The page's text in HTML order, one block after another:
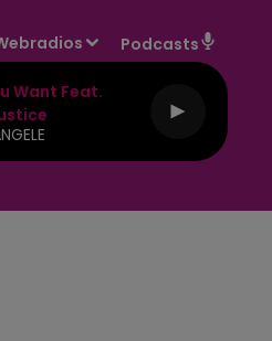
Podcasts
Want Feat.